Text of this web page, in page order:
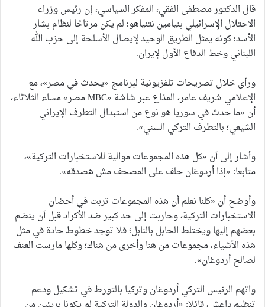
قال الدكتور مصطفى الفقي، المفكر السياسي، إن رئيس وزراء
الاحتلال الإسرائيلي بنيامين نتنياهو؛ لم يكن مرتاحًا لنظام بشار
الأسد؛ كونه يمثل الطريق الوحيد لإيصال الأسلحة إلى حزب الله
اللبناني وخط الدفاع الأول لإيران.
ورأى خلال تصريحات تلفزيونية لبرنامج «يحدث في مصر»، مع
الإعلامي شريف عامر، المذاع عبر شاشة «MBC مصر» مساء الثلاثاء،
أن «ما حدث في سوريا هو نوع من استبدال التطرف الإيراني
الشيعي؛ بالتطرف التركي السني».
وأشار إلى أن «كل هذه المجموعات موالية للاستخبارات التركية»،
متابعا: «إذا أردوغان حلف على المصحف مش هصدقه».
وأوضح أن «كلنا نعلم أن هذه المجموعات تربت في أحضان
الاستخبارات التركية، وحاربت إلى حد كبير ضد الأكراد قبل أن ينضم
بعضهم إليها ويختلط الحابل بالنابل؛ فلا توجد خطوط حادة في مثل
هذه الأشياء، مجموعات من هنا وأخرى من هناك؛ وكلها مارست العنف
لصالح أردوغان».
واتهم الرئيس التركي أردوغان وتركيا بالتورط في تشكيل ودعم